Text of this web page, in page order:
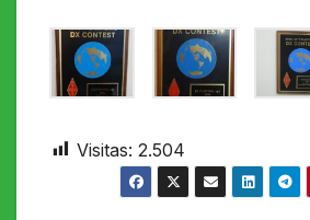
Visitas: 2.504